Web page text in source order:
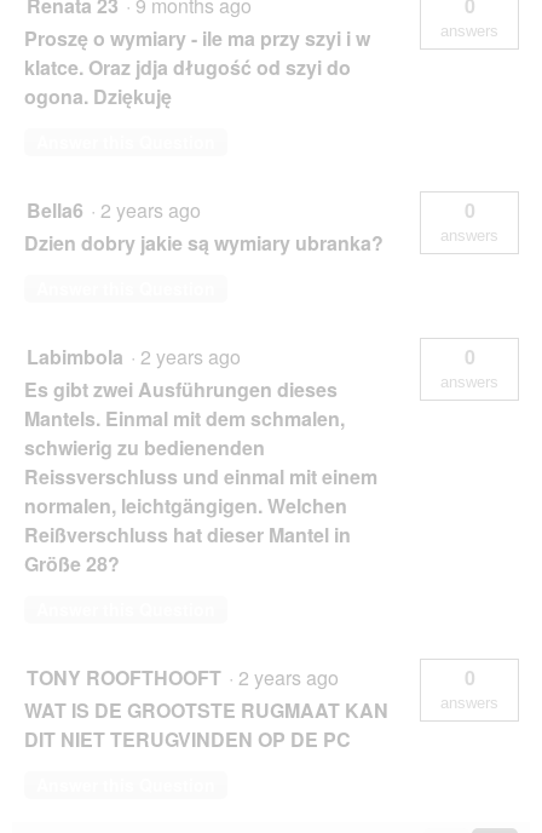
Proszę o wymiary - ile ma przy szyi i w
klatce. Oraz jdja długość od szyi do
ogona. Dziękuję
answers
Bella6 · 2 years ago
Dzien dobry jakie są wymiary ubranka?
0
answers
Labimbola · 2 years ago
Es gibt zwei Ausführungen dieses
Mantels. Einmal mit dem schmalen,
schwierig zu bedienenden
Reissverschluss und einmal mit einem
normalen, leichtgängigen. Welchen
Reißverschluss hat dieser Mantel in
Größe 28?
0
answers
TONY ROOFTHOOFT · 2 years ago
WAT IS DE GROOTSTE RUGMAAT KAN
DIT NIET TERUGVINDEN OP DE PC
0
answers